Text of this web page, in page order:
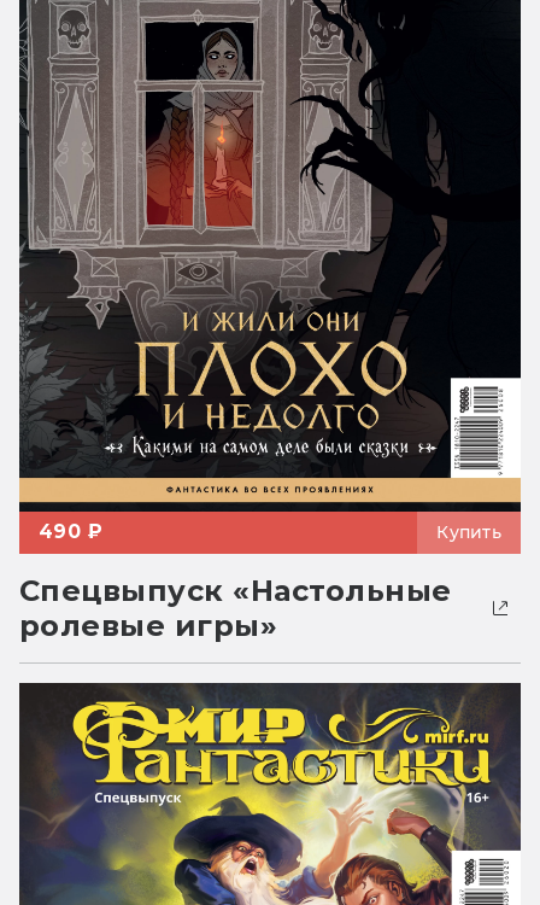
490 ₽ Купить
Спецвыпуск «Настольные
ролевые игры»